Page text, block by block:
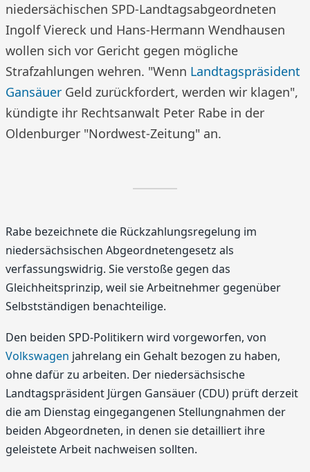
niedersächischen SPD-Landtagsabgeordneten
Ingolf Viereck und Hans-Hermann Wendhausen
wollen sich vor Gericht gegen mögliche
Strafzahlungen wehren. "Wenn Landtagspräsident
Gansäuer Geld zurückfordert, werden wir klagen",
kündigte ihr Rechtsanwalt Peter Rabe in der
Oldenburger "Nordwest-Zeitung" an.
Rabe bezeichnete die Rückzahlungsregelung im
niedersächsischen Abgeordnetengesetz als
verfassungswidrig. Sie verstoße gegen das
Gleichheitsprinzip, weil sie Arbeitnehmer gegenüber
Selbstständigen benachteilige.
Den beiden SPD-Politikern wird vorgeworfen, von
Volkswagen jahrelang ein Gehalt bezogen zu haben,
ohne dafür zu arbeiten. Der niedersächsische
Landtagspräsident Jürgen Gansäuer (CDU) prüft derzeit
die am Dienstag eingegangenen Stellungnahmen der
beiden Abgeordneten, in denen sie detailliert ihre
geleistete Arbeit nachweisen sollten.